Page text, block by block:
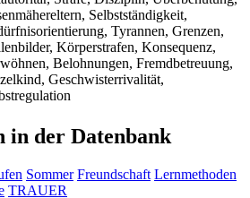
Selbstständigkeit,
Tyrannen, Grenzen,
Körperstrafen, Konsequenz,
Belohnungen, Fremdbetreuung,
Geschwisterrivalität,
in der Datenbank
Sommer Freundschaft Lernmethoden
TRAUER